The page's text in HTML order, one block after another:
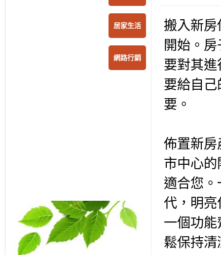
居家生活
網路行銷
搬入新房
開始。
要對其
要給自
要。
佈置新房
市中心
適合您
代，明亮
一個功
鬆保持清